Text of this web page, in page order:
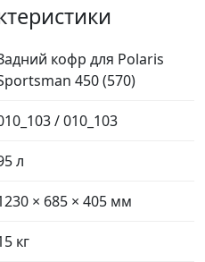
кофр для Polaris
450 (570)
/ 010_103
л
× 685 × 405 мм
кг